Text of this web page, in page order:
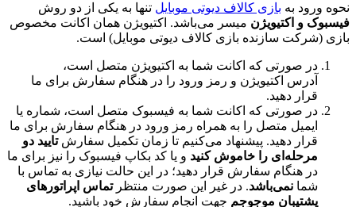
بهبازی کالاف دیوتی موبایلتنها به یکی از دو روش
اکتیویژنمیسر می‌باشد. اکتیویژن همان اکانت مخصوص
سازنده بازی کالاف دیوتی موبایل) است.
صورتی که اکانت شما به اکتیویژن متصل است،
اکتیویژن و رمز ورود را در هنگام سفارش برای ما
دهید.
صورتی که اکانت شما به فیسبوک متصل است، شماره یا
متصل را به همراه رمز ورود در هنگام سفارش برای ما
دهید. پیشنهاد می‌کنیم تا زمان تکمیل سفارش تایید دو
را خاموش کنیدو یا کد بکاپ فیسبوک را نیز برای ما
هنگام سفارش قرار دهید؛ در این حالت نیازی به تماس با
نمی‌باشد . در غیر این صورت منتظرتماس اپراتورهای
موجوجم جهت انجام سفارش خود باشید.